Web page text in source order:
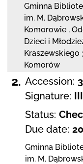
Gminna
im. M.
Komorowie ,
Dzieci i
Kraszewskiego
Komorów
2. Accession:
Signature: III
Status:
Due date:
Gminna
im. M.